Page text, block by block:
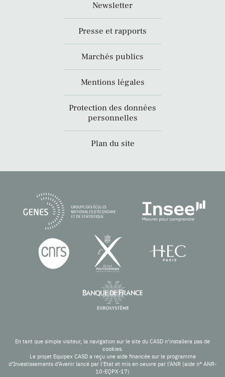
Newsletter
Presse et rapports
Marchés publics
Mentions légales
Protection des données
personnelles
Plan du site
En tant que simple visiteur, la navigation sur le site du CASD n'installera pas de
cookies.
Le projet Equipex CASD a reçu une aide financée sur le programme
d’Investissements d’Avenir lancé par l’Etat et mis en oeuvre par l’ANR (aide n° ANR-
10-EQPX-17)